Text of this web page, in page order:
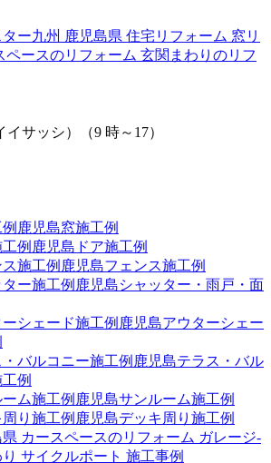
イサッシ） （9 時～17）
窓施工例
ドア施工例
フェンス施工例
シャッター・雨戸・面
アウターシェー
テラス・バル
例
サンルーム施工例
デッキ周り施工例